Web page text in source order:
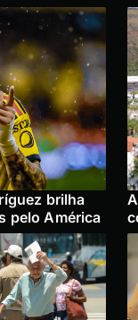
brilha
pelo América